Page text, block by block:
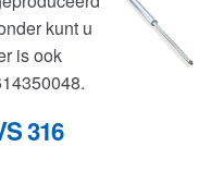
kunt u
is ook
316